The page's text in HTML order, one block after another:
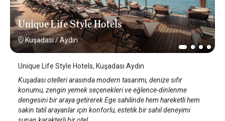
Unique Life Style Hotels
Kuşadası/Aydın
Unique Life Style Hotels, Kuşadası Aydın
Kuşadası otelleri arasında modern tasarımı, denize sıfır
konumu, zengin yemek seçenekleri ve eğlence-dinlenme
dengesini bir araya getirerek Ege sahilinde hem hareketli hem
sakin tatil arayanlar için konforlu, estetik bir sahil deneyimi